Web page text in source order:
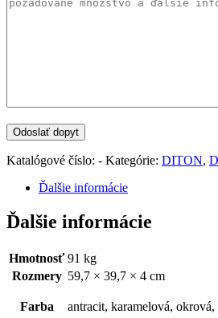
Katalógové číslo: - Kategórie: DITON,
Ďalšie informácie
Ďalšie informácie
Hmotnosť 91 kg
Rozmery 59,7 × 39,7 × 4 cm
Farba antracit, karamelová,